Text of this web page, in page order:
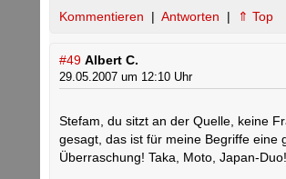
Kommentieren | Antworten | ⇑ Top
#49 Albert C.
29.05.2007 um 12:10 Uhr
Stefam, du sitzt an der Quelle, keine
gesagt, das ist für meine Begriffe eine
Überraschung! Taka, Moto, Japan-Duo!